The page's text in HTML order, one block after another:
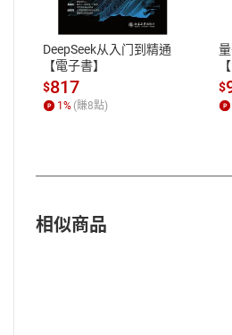
ATM轉帳、信用卡、LINE
DeepSeek从入门到精通
【電子書】
$817
1% (賺8點)
$
相似商品